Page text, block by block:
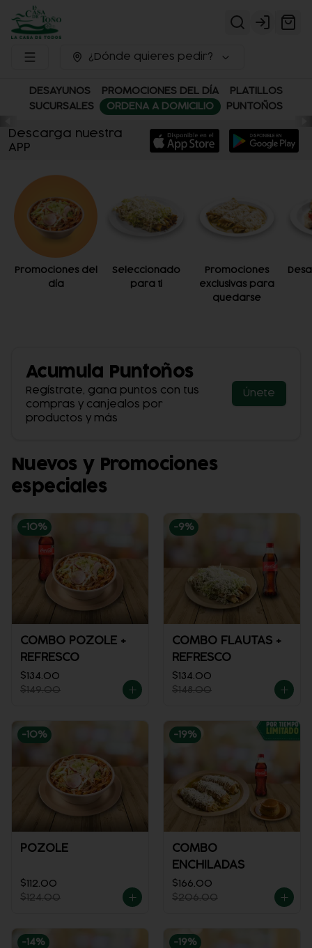
Login
¿Dónde quieres pedir?
DESAYUNOS PROMOCIONES DEL DÍA
PLATILLOS
SUCURSALES
ORDENA A DOMICILIO PUNTOÑOS
Descarga nuestra
APP
Promociones del
día
Seleccionado
para ti
Promociones
exclusivas para
quedarse
Acumula Puntoños
Regístrate, gana puntos con tus
compras y canjealos por
productos y más
Únete
Nuevos y Promociones
especiales
-10%
COMBO POZOLE +
REFRESCO
$134.00
$149.00
-9%
COMBO FLAUTAS +
REFRESCO
$134.00
$148.00
-10%
POZOLE
$112.00
$124.00
-19%
COMBO
ENCHILADAS
$166.00
$206.00
-14% -19%